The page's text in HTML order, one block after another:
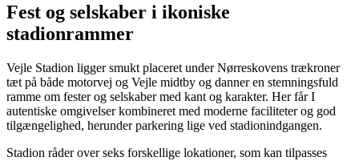
Fest og selskaber i ikoniske
stadionrammer
Vejle Stadion ligger smukt placeret under Nørreskovens trækroner
tæt på både motorvej og Vejle midtby og danner en stemningsfuld
ramme om fester og selskaber med kant og karakter. Her får I
autentiske omgivelser kombineret med moderne faciliteter og god
tilgængelighed, herunder parkering lige ved stadionindgangen.
Stadion råder over seks forskellige lokationer, som kan tilpasses